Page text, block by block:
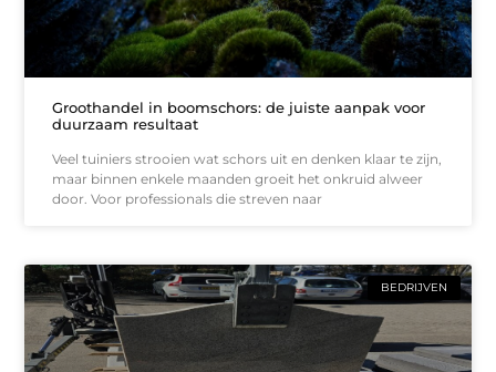
Groothandel in boomschors: de juiste aanpak voor
duurzaam resultaat
Veel tuiniers strooien wat schors uit en denken klaar te zijn,
maar binnen enkele maanden groeit het onkruid alweer
door. Voor professionals die streven naar
BEDRIJVEN